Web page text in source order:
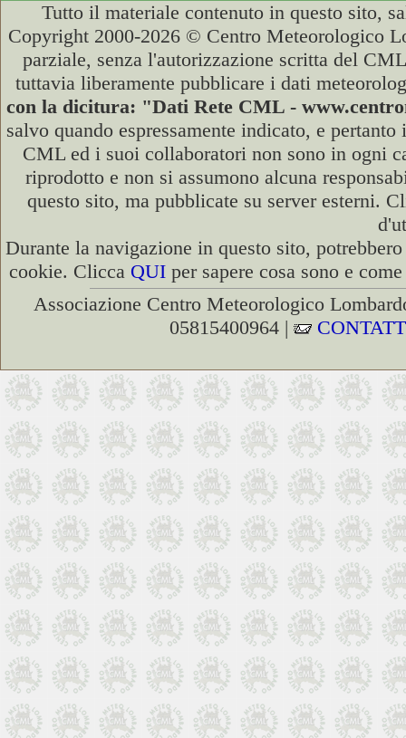
Tutto il materiale contenuto in questo sito,
Copyright 2000-2026 © Centro Meteorologico
parziale, senza l'autorizzazione scritta del
tuttavia liberamente pubblicare i dati
con la dicitura: "Dati Rete CML -
salvo quando espressamente indicato, e
CML ed i suoi collaboratori non sono in ogni
riprodotto e non si assumono alcuna
questo sito, ma pubblicate su server esterni.
Durante la navigazione in questo sito,
cookie. Clicca QUI per sapere cosa sono e
Associazione Centro Meteorologico
05815400964 |